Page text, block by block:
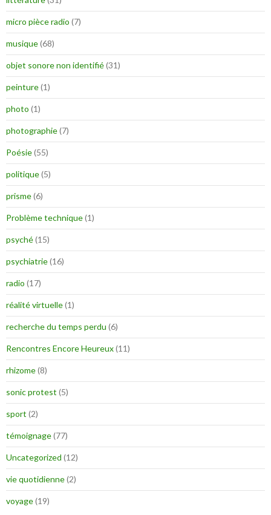
micro pièce radio (7)
musique(68)
objet sonore non identifié(31)
peinture(1)
photo (1)
photographie(7)
Poésie(55)
politique(5)
prisme(6)
Problème technique(1)
psyché(15)
psychiatrie(16)
radio (17)
réalité virtuelle(1)
recherche du temps perdu (6)
Rencontres Encore Heureux(11)
rhizome(8)
sonic protest (5)
sport (2)
témoignage(77)
Uncategorized (12)
vie quotidienne(2)
voyage(19)